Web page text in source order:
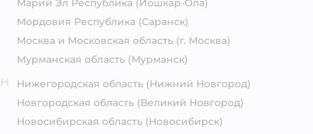
Марий Эл Республика (Йошкар-Ола)
Мордовия Республика (Саранск)
Москва и Московская область (г. Москва)
Мурманская область (Мурманск)
Нижегородская область (Нижний Новгород)
Новгородская область (Великий Новгород)
Новосибирская область (Новосибирск)